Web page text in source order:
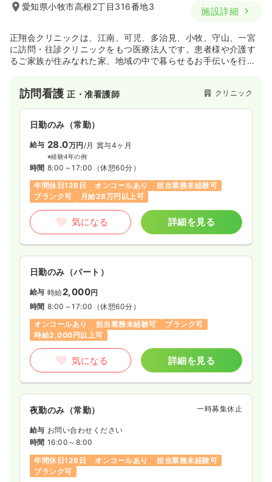
愛知県小牧市高根2丁目316番地3 施設詳細
正翔会クリニックは、江南、可児、多治見、小牧、守山、一宮
に訪問・往診クリニックをもつ医療法人です。患者様や介護す
るご家族が住みなれた家、地域の中で暮らせるお手伝いを行な
ます。医学的管理に基づく診療計画をたて、医師、看護師、薬
剤師、理学療法士、ケアマネジャー（介護支援専門員）など、
多くのスタッフと協力しながら、安心な生活を支えることをモ
ットーに事業を展開されています。
訪問看護正・准看護師 クリニック
日勤のみ（常勤）
給与 28.0万円 /月 賞与4ヶ月
※経験4年の例
時間 8:00～17:00 （休憩60分）
年間休日126日
オンコールあり
担当業務未経験可
ブランク可
月給28万円以上可
気になる 詳細を見る
日勤のみ（パート）
給与 時給2,000円
時間 8:00～17:00 （休憩60分）
オンコールあり
担当業務未経験可
ブランク可
時給2,000円以上可
気になる 詳細を見る
夜勤のみ（常勤） 一時募集休止
給与 お問い合わせください
時間 16:00～8:00
年間休日126日
オンコールあり
担当業務未経験可
ブランク可